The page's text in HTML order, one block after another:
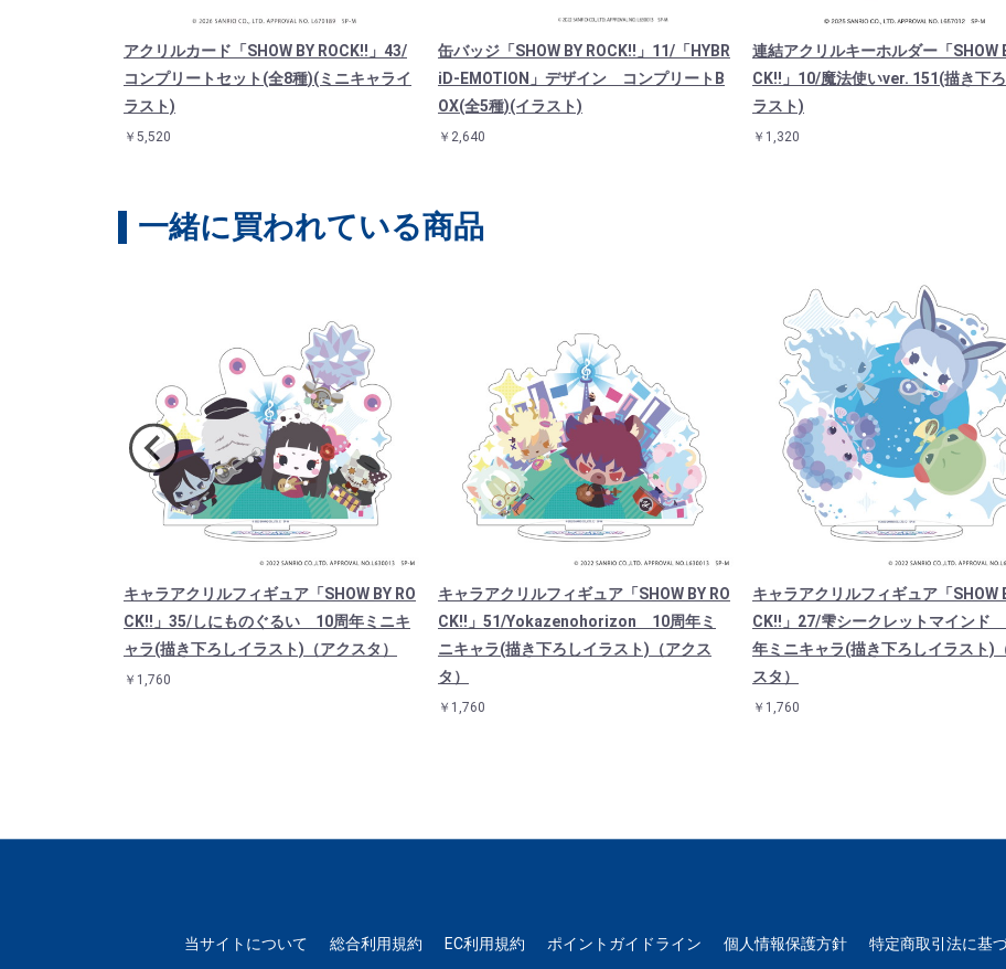
アクリルカード「SHOW BY ROCK!!」43/
コンプリートセット(全8種)(ミニキャライ
ラスト)
￥5,520
缶バッジ「SHOW BY ROCK!!」11/「HYBR
iD-EMOTION」デザイン コンプリートB
OX(全5種)(イラスト)
￥2,640
連結アクリルキーホルダー「SHOW
CK!!」10/魔法使いver. 151(描き下
ラスト)
￥1,320
一緒に買われている商品
キャラアクリルフィギュア「SHOW BY RO
CK!!」35/しにものぐるい 10周年ミニキ
ャラ(描き下ろしイラスト)（アクスタ）
￥1,760
キャラアクリルフィギュア「SHOW BY RO
CK!!」51/Yokazenohorizon 10周年ミ
ニキャラ(描き下ろしイラスト)（アクス
タ）
￥1,760
キャラアクリルフィギュア「SHOW
CK!!」27/雫シークレットマインド
年ミニキャラ(描き下ろしイラスト)
スタ）
￥1,760
当サイトについて 総合利用規約 EC利用規約 ポイントガイドライン 個人情報保護方針 特定商取引法に基